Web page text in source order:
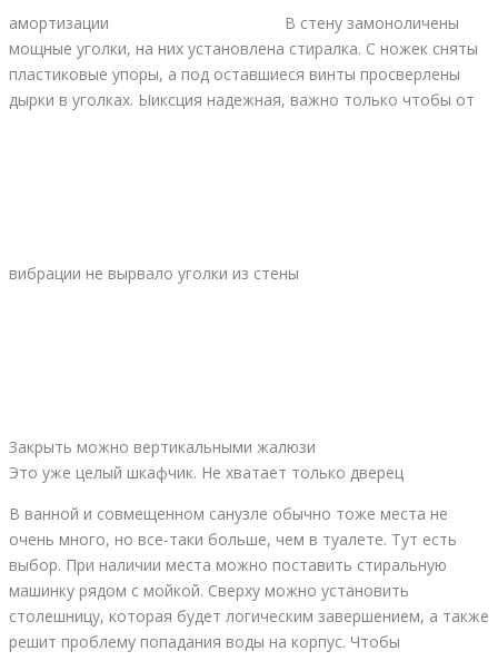
амортизации
В стену замоноличены
мощные уголки, на них установлена стиралка. С ножек сняты
пластиковые упоры, а под оставшиеся винты просверлены
дырки в уголках. Ыиксция надежная, важно только чтобы от
вибрации не вырвало уголки из стены
Закрыть можно вертикальными жалюзи
Это уже целый шкафчик. Не хватает только дверец
В ванной и совмещенном санузле обычно тоже места не
очень много, но все-таки больше, чем в туалете. Тут есть
выбор. При наличии места можно поставить стиральную
машинку рядом с мойкой. Сверху можно установить
столешницу, которая будет логическим завершением, а также
решит проблему попадания воды на корпус. Чтобы